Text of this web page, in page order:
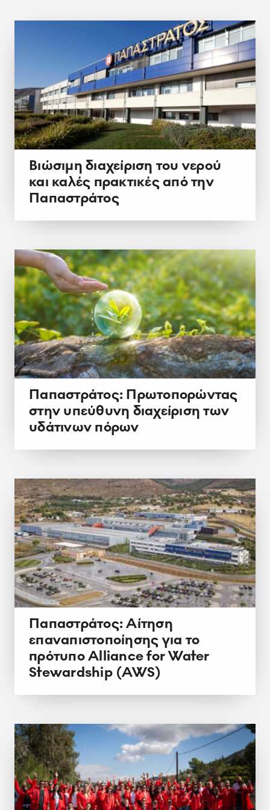
Παπαστράτος: Αίτηση
επαναπιστοποίησης για το
πρότυπο Alliance for Water
Stewardship (AWS)
Βιώσιμη διαχείριση του νερού
και καλές πρακτικές από την
Παπαστράτος
Παπαστράτος: Πρωτοπορώντας
στην υπεύθυνη διαχείριση των
υδάτινων πόρων